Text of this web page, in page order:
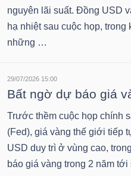
nguyên lãi suất. Đồng USD
hạ nhiệt sau cuộc họp,
những …
29/07/2026 15:00
Bất ngờ dự báo giá
Trước thềm cuộc họp chính
(Fed), giá vàng thế giới tiếp
USD duy trì ở vùng cao,
báo giá vàng trong 2 năm